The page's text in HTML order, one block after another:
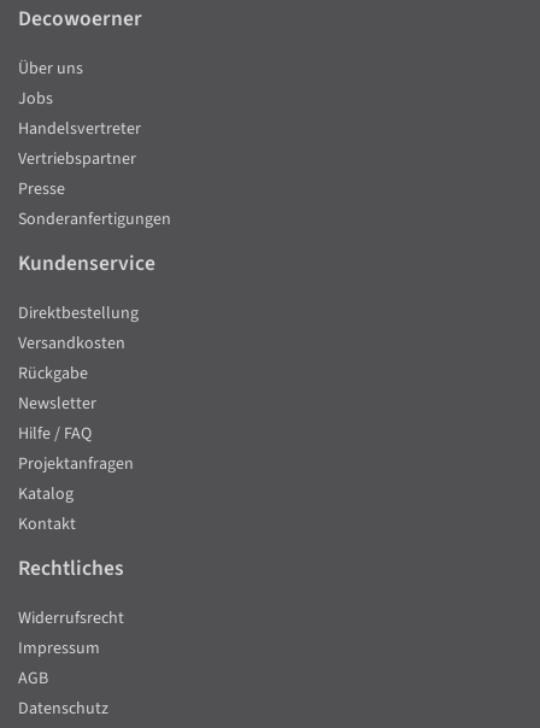
Decowoerner
Über uns
Jobs
Handelsvertreter
Vertriebspartner
Presse
Sonderanfertigungen
Kundenservice
Direktbestellung
Versandkosten
Rückgabe
Newsletter
Hilfe / FAQ
Projektanfragen
Katalog
Kontakt
Rechtliches
Widerrufsrecht
Impressum
AGB
Datenschutz